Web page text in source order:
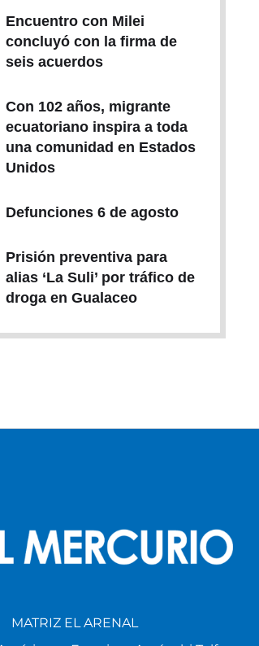
Encuentro con Milei
concluyó con la firma de
seis acuerdos
Con 102 años, migrante
ecuatoriano inspira a toda
una comunidad en Estados
Unidos
Defunciones 6 de agosto
Prisión preventiva para
alias ‘La Suli’ por tráfico de
droga en Gualaceo
MATRIZ EL ARENAL